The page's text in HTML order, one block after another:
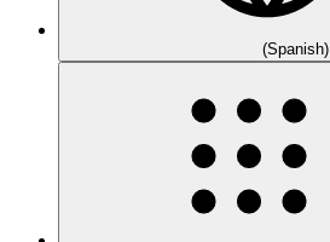
(Spanish)